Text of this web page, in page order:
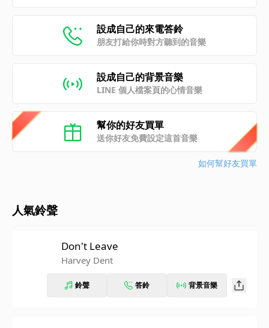
設成自己的來電答鈴
朋友打給你時對方聽到的音樂
設成自己的背景音樂
LINE 個人檔案頁的心情音樂
幫你的好友買單
送你好友免費設定這首音樂
如何幫好友買單
人氣鈴聲
Don't Leave
Harvey Dent
鈴聲 答鈴 背景音樂